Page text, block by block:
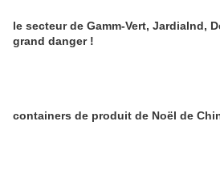
le secteur de Gamm-Vert, Jardialnd,
grand danger !
containers de produit de Noël de